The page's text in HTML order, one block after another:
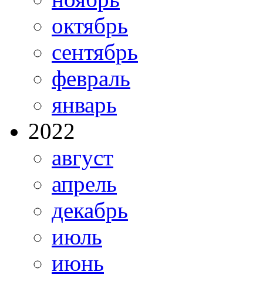
октябрь
сентябрь
февраль
январь
2022
август
апрель
декабрь
июль
июнь